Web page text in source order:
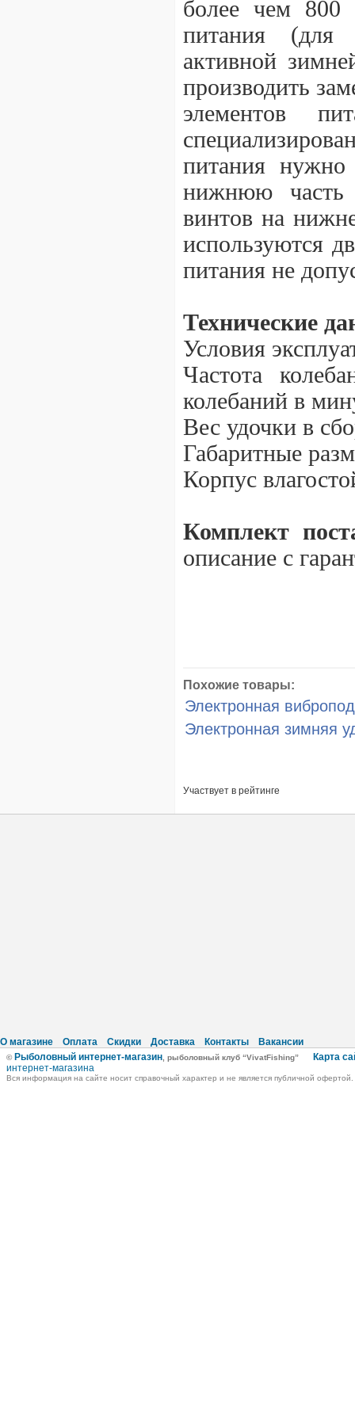
более чем 800
питания (для
активной
производить
элементов
питания нужно
нижнюю часть
винтов на
используются
питания не
Технические
Условия
Частота
колебаний в
Вес удочки в
Габаритные
Корпус
Комплект
описание с
Похожие товары:
Электронная
Электронная зимняя
Участвует в рейтинге
О магазине Оплата Скидки Доставка Контакты Вакансии
© Рыболовный интернет-магазин , рыболовный клуб “VivatFishing”
Карта
интернет-магазина
Вся информация на сайте носит справочный характер и не является публичной офертой.